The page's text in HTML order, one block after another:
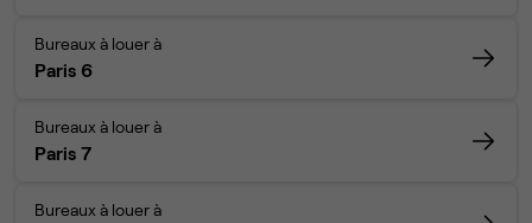
Bureaux à louer à
Paris 6
Bureaux à louer à
Paris 7
Bureaux à louer à